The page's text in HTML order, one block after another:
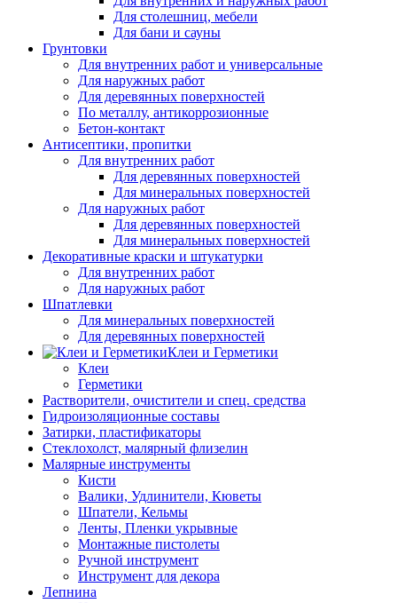
Для столешниц, мебели
Для бани и сауны
Грунтовки
Для внутренних работ и универсальные
Для наружных работ
Для деревянных поверхностей
По металлу, антикоррозионные
Бетон-контакт
Антисептики, пропитки
Для внутренних работ
Для деревянных поверхностей
Для минеральных поверхностей
Для наружных работ
Для деревянных поверхностей
Для минеральных поверхностей
Декоративные краски и штукатурки
Для внутренних работ
Для наружных работ
Шпатлевки
Для минеральных поверхностей
Для деревянных поверхностей
Клеи и Герметики
Клеи
Герметики
Растворители, очистители и спец. средства
Гидроизоляционные составы
Затирки, пластификаторы
Стеклохолст, малярный флизелин
Малярные инструменты
Кисти
Валики, Удлинители, Кюветы
Шпатели, Кельмы
Ленты, Пленки укрывные
Монтажные пистолеты
Ручной инструмент
Инструмент для декора
Лепнина